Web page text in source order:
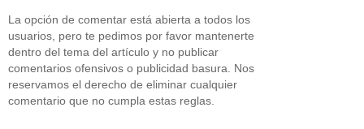
La opción de comentar está abierta a todos los
usuarios, pero te pedimos por favor mantenerte
dentro del tema del artículo y no publicar
comentarios ofensivos o publicidad basura. Nos
reservamos el derecho de eliminar cualquier
comentario que no cumpla estas reglas.